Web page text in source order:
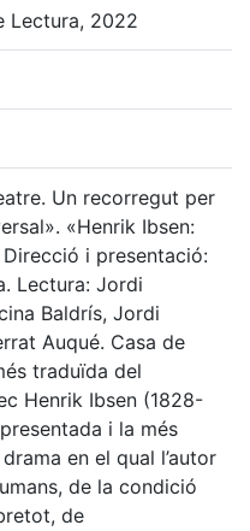
Lectura, 2022
Un recorregut per
«Henrik Ibsen:
Direcció i presentació:
Lectura: Jordi
Baldrís, Jordi
Auqué. Casa de
traduïda del
Henrik Ibsen (1828-
i la més
en el qual l’autor
de la condició
de